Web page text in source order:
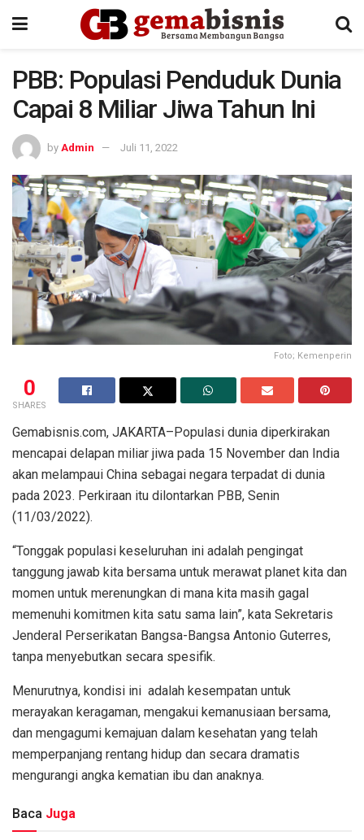
PBB: Populasi Penduduk Dunia
Capai 8 Miliar Jiwa Tahun Ini
by Admin Juli 11, 2022
Foto; Kemenperin
0
SHARES
Gemabisnis.com, JAKARTA–Populasi dunia diperkirakan
mencapai delapan miliar jiwa pada 15 November dan India
akan melampaui China sebagai negara terpadat di dunia
pada 2023. Perkiraan itu dilontarkan PBB, Senin
(11/03/2022).
“Tonggak populasi keseluruhan ini adalah pengingat
tanggung jawab kita bersama untuk merawat planet kita dan
momen untuk merenungkan di mana kita masih gagal
memenuhi komitmen kita satu sama lain”, kata Sekretaris
Jenderal Perserikatan Bangsa-Bangsa Antonio Guterres,
tanpa menyebutkan secara spesifik.
Menurutnya, kondisi ini adalah kesempatan untuk
merayakan keragaman, mengakui kemanusiaan bersama,
dan mengagumi kemajuan dalam kesehatan yang telah
memperpanjang rentang hidup dan secara dramatis
mengurangi angka kematian ibu dan anaknya.
Baca Juga